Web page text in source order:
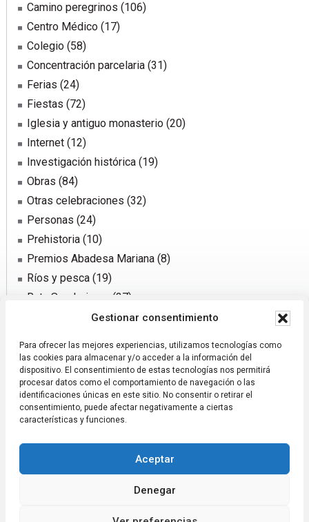
Gestionar consentimiento
Para ofrecer las mejores experiencias, utilizamos tecnologías como
las cookies para almacenar y/o acceder a la información del
dispositivo. El consentimiento de estas tecnologías nos permitirá
procesar datos como el comportamiento de navegación o las
identificaciones únicas en este sitio. No consentir o retirar el
consentimiento, puede afectar negativamente a ciertas
características y funciones.
Aceptar
Denegar
Camino peregrinos (106)
Centro Médico(17)
Colegio(58)
Concentración parcelaria(31)
Ferias (24)
Fiestas (72)
Iglesia y antiguo monasterio(20)
Internet(12)
Investigación histórica(19)
Obras (84)
Otras celebraciones (32)
Personas (24)
Prehistoria(10)
Premios Abadesa Mariana(8)
Ríos y pesca(19)
Ruta Senderismo
(37)
Sector agrario(31)
Traída de agua(50)
Páxina xestionada pola Asociación Codeseda Viva
CAMIÑO DE IGNACIO TAVERNEIRO